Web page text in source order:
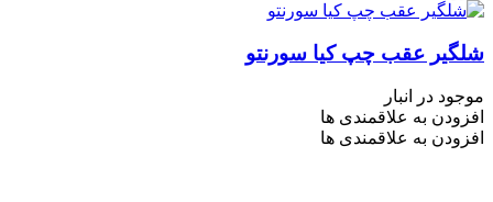
شلگیر عقب چپ کیا سورنتو
موجود در انبار
افزودن به علاقمندی ها
افزودن به علاقمندی ها